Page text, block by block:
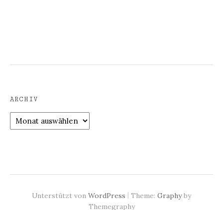
ARCHIV
Archiv
Unterstützt von WordPress | Theme: Graphyby
Themegraphy